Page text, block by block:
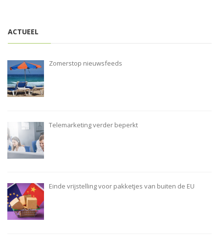
ACTUEEL
Zomerstop nieuwsfeeds
Telemarketing verder beperkt
Einde vrijstelling voor pakketjes van buiten de EU